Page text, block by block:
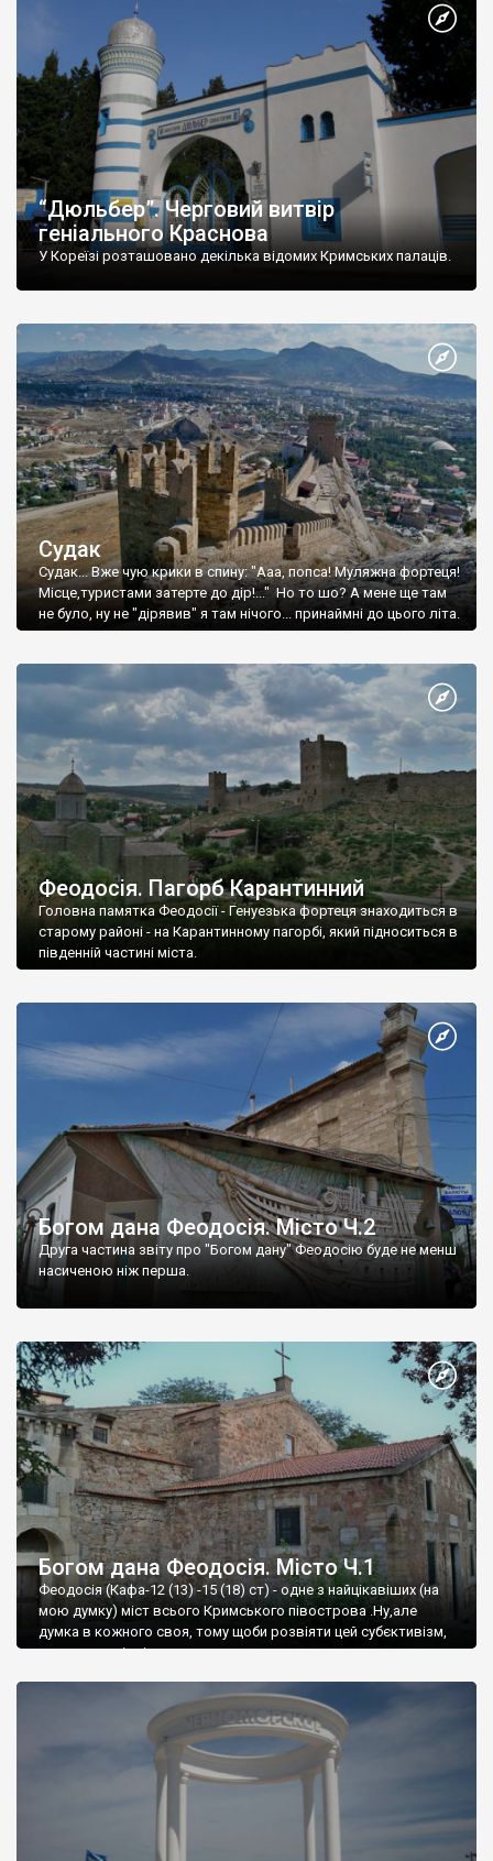
“Дюльбер”. Черговий витвір
геніального Краснова
У Кореїзі розташовано декілька відомих Кримських палаців.
Судак
Судак... Вже чую крики в спину: "Ааа, попса! Муляжна фортеця!
Місце,туристами затерте до дір!..." Но то шо? А мене ще там
не було, ну не "дірявив" я там нічого... принаймні до цього літа.
Феодосія. Пагорб Карантинний
Головна памятка Феодосії - Генуезька фортеця знаходиться в
старому районі - на Карантинному пагорбі, який підноситься в
південній частині міста.
Богом дана Феодосія. Місто Ч.2
Друга частина звіту про "Богом дану" Феодосію буде не менш
насиченою ніж перша.
Богом дана Феодосія. Місто Ч.1
Феодосія (Кафа-12 (13) -15 (18) ст) - одне з найцікавіших (на
мою думку) міст всього Кримського півострова .Ну,але
думка в кожного своя, тому щоби розвіяти цей субєктивізм,
запрошую відвідати це